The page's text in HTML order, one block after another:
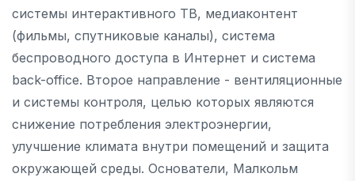
системы интерактивного ТВ, медиаконтент
(фильмы, спутниковые каналы), система
беспроводного доступа в Интернет и система
back-office. Второе направление - вентиляционные
и системы контроля, целью которых являются
снижение потребления электроэнергии,
улучшение климата внутри помещений и защита
окружающей среды. Основатели, Малкольм